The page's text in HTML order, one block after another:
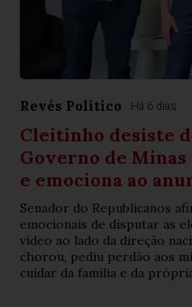
Revés Político Há 6 dias
Cleitinho desiste
Governo de
e emociona ao
Senador do Republicanos
emocionais de disputar as
vídeo ao lado da direção
chorou, pediu perdão aos
cuidar da família e da